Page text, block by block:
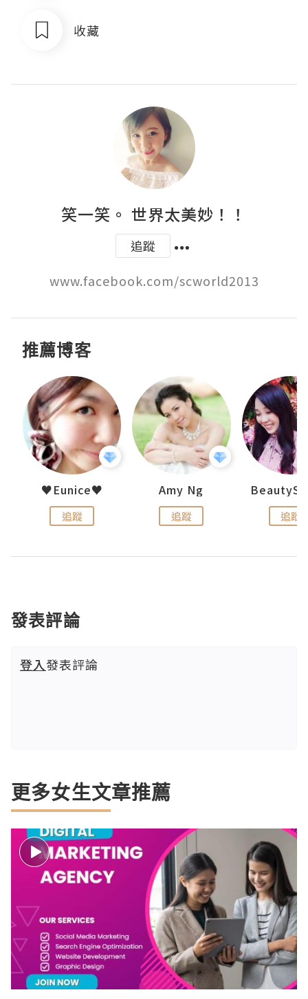
收藏
笑一笑。 世界太美妙！！
追蹤
www.facebook.com/scworld2013
推薦博客
♥Eunice♥
追蹤
Amy Ng
追蹤 追蹤
發表評論
登入發表評論
更多女生文章推薦